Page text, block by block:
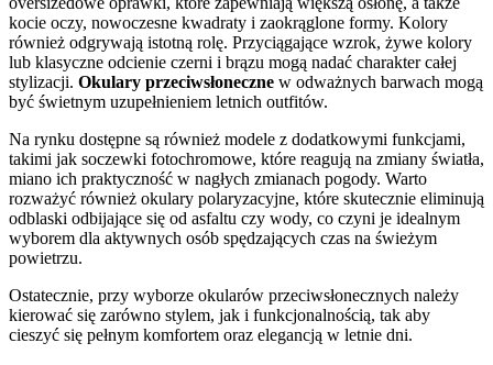
kocie oczy, nowoczesne kwadraty i zaokrąglone formy. Kolory
również odgrywają istotną rolę. Przyciągające wzrok, żywe kolory
lub klasyczne odcienie czerni i brązu mogą nadać charakter całej
stylizacji. Okulary przeciwsłoneczne w odważnych barwach mogą
być świetnym uzupełnieniem letnich outfitów.
Na rynku dostępne są również modele z dodatkowymi funkcjami,
takimi jak soczewki fotochromowe, które reagują na zmiany światła,
miano ich praktyczność w nagłych zmianach pogody. Warto
rozważyć również okulary polaryzacyjne, które skutecznie eliminują
odblaski odbijające się od asfaltu czy wody, co czyni je idealnym
wyborem dla aktywnych osób spędzających czas na świeżym
powietrzu.
Ostatecznie, przy wyborze okularów przeciwsłonecznych należy
kierować się zarówno stylem, jak i funkcjonalnością, tak aby
cieszyć się pełnym komfortem oraz elegancją w letnie dni.